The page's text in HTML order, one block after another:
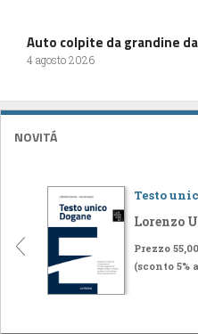
Auto colpite da grandine
4 agosto 2026
NOVITÁ
Testo
Lorenzo
Prezzo 55,00
(sconto 5%